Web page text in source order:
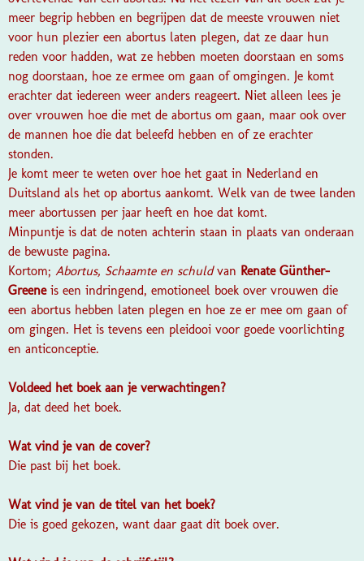
meer begrip hebben en begrijpen dat de meeste vrouwen niet
voor hun plezier een abortus laten plegen, dat ze daar hun
reden voor hadden, wat ze hebben moeten doorstaan en soms
nog doorstaan, hoe ze ermee om gaan of omgingen. Je komt
erachter dat iedereen weer anders reageert. Niet alleen lees je
over vrouwen hoe die met de abortus om gaan, maar ook over
de mannen hoe die dat beleefd hebben en of ze erachter
stonden.
Je komt meer te weten over hoe het gaat in Nederland en
Duitsland als het op abortus aankomt. Welk van de twee landen
meer abortussen per jaar heeft en hoe dat komt.
Minpuntje is dat de noten achterin staan in plaats van onderaan
de bewuste pagina.
Kortom; Abortus, Schaamte en schuldvan Renate Günther-
Greene is een indringend, emotioneel boek over vrouwen die
een abortus hebben laten plegen en hoe ze er mee om gaan of
om gingen. Het is tevens een pleidooi voor goede voorlichting
en anticonceptie.
Voldeed het boek aan je verwachtingen?
Ja, dat deed het boek.
Wat vind je van de cover?
Die past bij het boek.
Wat vind je van de titel van het boek?
Die is goed gekozen, want daar gaat dit boek over.